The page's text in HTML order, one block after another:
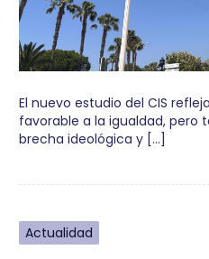
El nuevo estudio del CIS
favorable a la igualdad, pero
brecha ideológica y […]
Actualidad